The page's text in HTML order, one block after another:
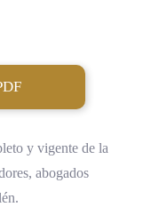
y vigente de la
abogados